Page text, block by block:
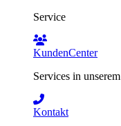
Service
KundenCenter
Services in
Kontakt